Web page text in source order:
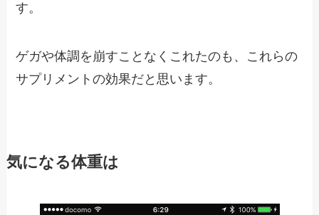
す。
ゲガや体調を崩すことなくこれたのも、これらの
サプリメントの効果だと思います。
気になる体重は